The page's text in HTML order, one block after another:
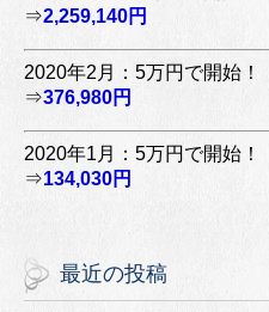
⇒2,259,140円
2020年2月：5万円で開始！
⇒376,980円
2020年1月：5万円で開始！
⇒134,030円
最近の投稿